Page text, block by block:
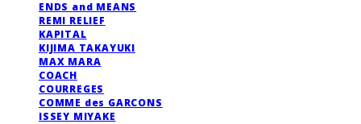
ENDS and MEANS
REMI RELIEF
KAPITAL
KIJIMA TAKAYUKI
MAX MARA
COACH
COURREGES
COMME des GARCONS
ISSEY MIYAKE